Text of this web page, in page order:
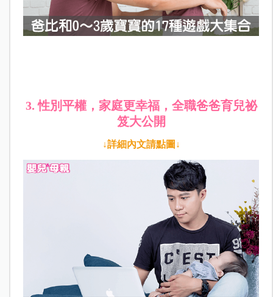
3. 性別平權，家庭更幸福，全職爸爸育兒祕
笈大公開
↓詳細內文請點圖↓